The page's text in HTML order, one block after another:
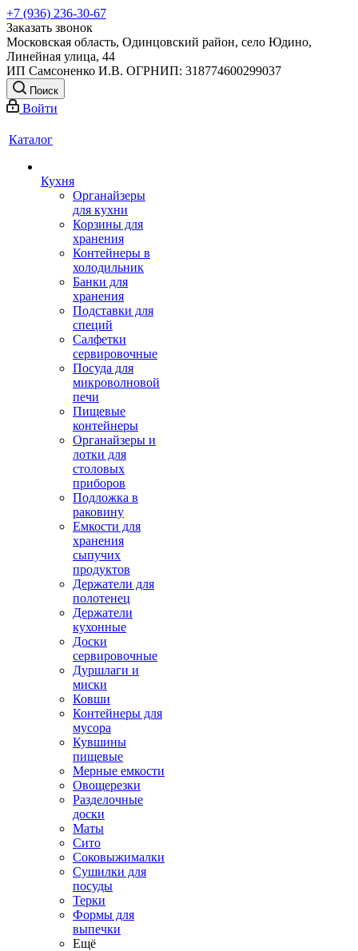
+7 (936) 236-30-67
Заказать звонок
Московская область, Одинцовский район, село Юдино,
Линейная улица, 44
ИП Самсоненко И.В. ОГРНИП: 318774600299037
Поиск
Войти
Каталог
Кухня
Органайзеры
для кухни
Корзины для
хранения
Контейнеры в
холодильник
Банки для
хранения
Подставки для
специй
Салфетки
сервировочные
Посуда для
микроволновой
печи
Пищевые
контейнеры
Органайзеры и
лотки для
столовых
приборов
Подложка в
раковину
Емкости для
хранения
сыпучих
продуктов
Держатели для
полотенец
Держатели
кухонные
Доски
сервировочные
Дуршлаги и
миски
Ковши
Контейнеры для
мусора
Кувшины
пищевые
Мерные емкости
Овощерезки
Разделочные
доски
Маты
Сито
Соковыжималки
Сушилки для
посуды
Терки
Формы для
выпечки
Ещё